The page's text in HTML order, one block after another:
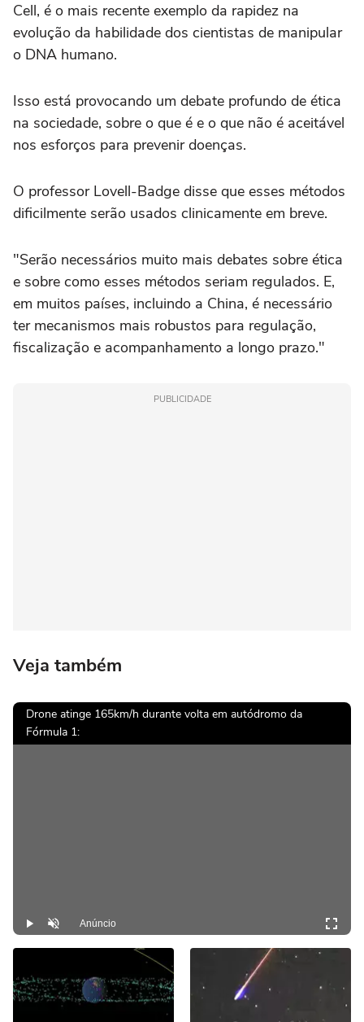
Cell, é o mais recente exemplo da rapidez na
evolução da habilidade dos cientistas de manipular
o DNA humano.
Isso está provocando um debate profundo de ética
na sociedade, sobre o que é e o que não é aceitável
nos esforços para prevenir doenças.
O professor Lovell-Badge disse que esses métodos
dificilmente serão usados clinicamente em breve.
"Serão necessários muito mais debates sobre ética
e sobre como esses métodos seriam regulados. E,
em muitos países, incluindo a China, é necessário
ter mecanismos mais robustos para regulação,
fiscalização e acompanhamento a longo prazo."
PUBLICIDADE
Veja também
Drone atinge 165km/h durante volta em autódromo da
Fórmula 1:
Play DesmutarAnúncio